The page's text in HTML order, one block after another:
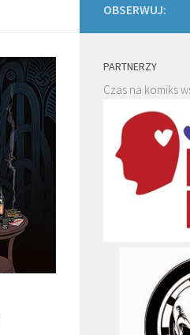
OBSERWUJ:
PARTNERZY
Czas na komiks